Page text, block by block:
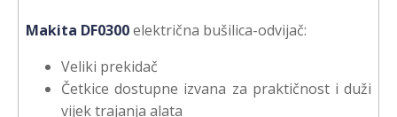
Makita DF0300električna bušilica-odvijač:
Veliki prekidač
Četkice dostupne izvana za praktičnost i duži
vijek trajanja alata